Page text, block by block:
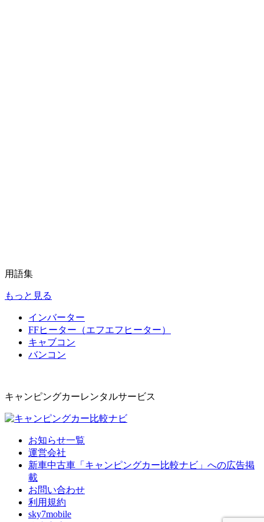
用語集
もっと見る
インバーター
FFヒーター（エフエフヒーター）
キャブコン
バンコン
キャンピングカーレンタルサービス
お知らせ一覧
運営会社
新車中古車「キャンピングカー比較ナビ」への広告掲
載
お問い合わせ
利用規約
sky7mobile